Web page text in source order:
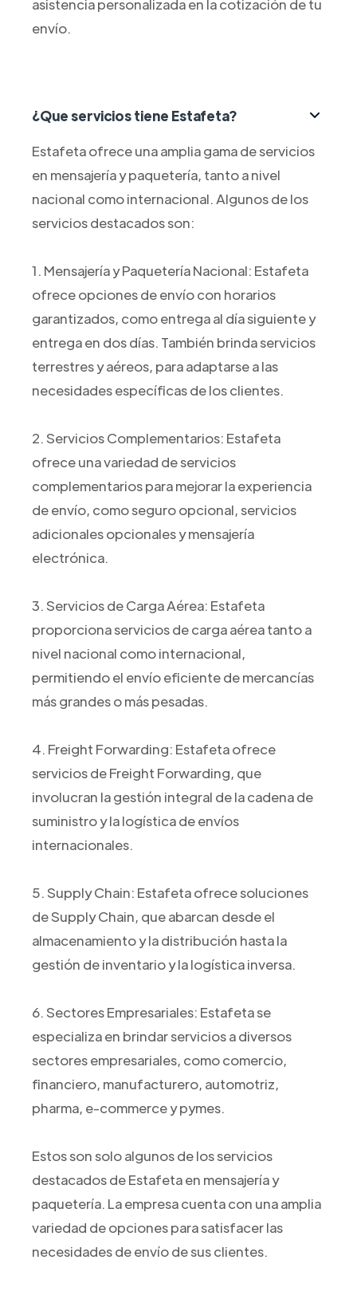
asistencia personalizada en la cotización de tu
envío.
¿Que servicios tiene Estafeta?
Estafeta ofrece una amplia gama de servicios
en mensajería y paquetería, tanto a nivel
nacional como internacional. Algunos de los
servicios destacados son:
1. Mensajería y Paquetería Nacional: Estafeta
ofrece opciones de envío con horarios
garantizados, como entrega al día siguiente y
entrega en dos días. También brinda servicios
terrestres y aéreos, para adaptarse a las
necesidades específicas de los clientes.
2. Servicios Complementarios: Estafeta
ofrece una variedad de servicios
complementarios para mejorar la experiencia
de envío, como seguro opcional, servicios
adicionales opcionales y mensajería
electrónica.
3. Servicios de Carga Aérea: Estafeta
proporciona servicios de carga aérea tanto a
nivel nacional como internacional,
permitiendo el envío eficiente de mercancías
más grandes o más pesadas.
4. Freight Forwarding: Estafeta ofrece
servicios de Freight Forwarding, que
involucran la gestión integral de la cadena de
suministro y la logística de envíos
internacionales.
5. Supply Chain: Estafeta ofrece soluciones
de Supply Chain, que abarcan desde el
almacenamiento y la distribución hasta la
gestión de inventario y la logística inversa.
6. Sectores Empresariales: Estafeta se
especializa en brindar servicios a diversos
sectores empresariales, como comercio,
financiero, manufacturero, automotriz,
pharma, e-commerce y pymes.
Estos son solo algunos de los servicios
destacados de Estafeta en mensajería y
paquetería. La empresa cuenta con una amplia
variedad de opciones para satisfacer las
necesidades de envío de sus clientes.